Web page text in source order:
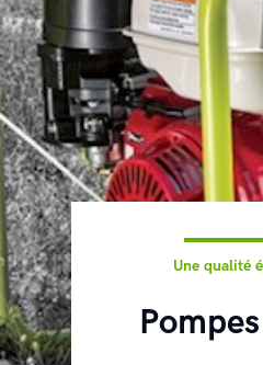
Contact
Reyt Offroad
Une qualité